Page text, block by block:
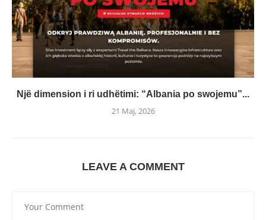
Një dimension i ri udhëtimi: “Albania po swojemu”...
21 Maj, 2026
LEAVE A COMMENT